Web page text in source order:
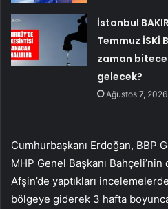
İstanbul
Temmuz İSKİ
zaman
gelecek?
Ağustos 7, 2026
Cumhurbaşkanı Erdoğan, BBP
MHP Genel Başkanı
Afşin’de yaptıkları
bölgeye giderek 3 hafta